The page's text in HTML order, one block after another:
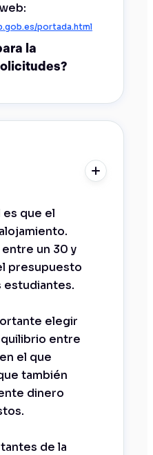
la
portada.html
es que el
un 30 y
presupuesto
estudiantes.
elegir
entre
el que
también
dinero
de la